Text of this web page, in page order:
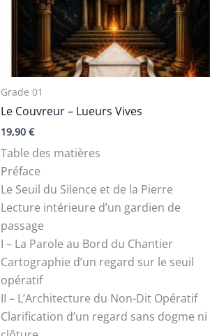
Grade 01
Le Couvreur – Lueurs Vives
19,90€
Table des matières
Préface
Le Seuil du Silence et de la Pierre
Lecture intérieure d’un gardien de
passage
I – La Parole au Bord du Chantier
Cartographie d’un regard sur le seuil
opératif
II – L’Architecture du Non-Dit Opératif
Clarification d’un regard sans dogme ni